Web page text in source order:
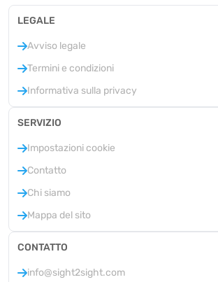
LEGALE
Avviso legale
Termini e condizioni
Informativa sulla privacy
SERVIZIO
Impostazioni cookie
Contatto
Chi siamo
Mappa del sito
CONTATTO
info@sight2sight.com